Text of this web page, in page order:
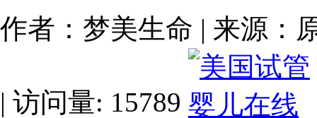
作者：梦美生命 | 来源：
| 访问量: 15789